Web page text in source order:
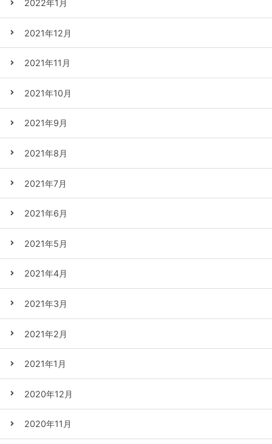
2022年1月
2021年12月
2021年11月
2021年10月
2021年9月
2021年8月
2021年7月
2021年6月
2021年5月
2021年4月
2021年3月
2021年2月
2021年1月
2020年12月
2020年11月